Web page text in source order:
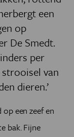
een
op
De Smedt.
per
van
dieren.’
een zeef en
bak. Fijne